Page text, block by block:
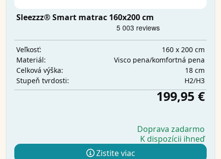
Sleezzz® Smart matrac 160x200 cm
Veľkosť:
160 x 200 cm
Materiál:
Visco pena/komfortná pena
Celková výška:
18 cm
Stupeň tvrdosti:
H2/H3
199,95 €
Doprava zadarmo
K dispozícii ihneď
Zistite viac